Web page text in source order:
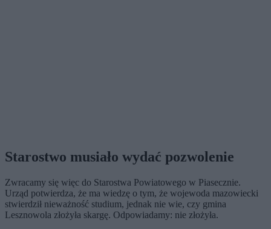
Starostwo musiało wydać pozwolenie
Zwracamy się więc do Starostwa Powiatowego w Piasecznie.
Urząd potwierdza, że ma wiedzę o tym, że wojewoda mazowiecki
stwierdził nieważność studium, jednak nie wie, czy gmina
Lesznowola złożyła skargę. Odpowiadamy: nie złożyła.